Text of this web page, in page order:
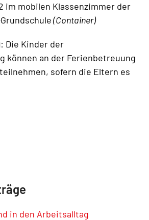
im mobilen Klassenzimmer der
(Container)
: Die Kinder der
können an der Ferienbetreuung
sofern die Eltern es
in den Arbeitsalltag